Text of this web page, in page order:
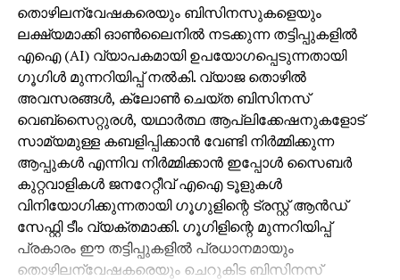
തൊഴിലന്വേഷകരെയും ബിസിനസുകളെയും
ലക്ഷ്യമാക്കി ഓണ്‍ലൈനില്‍ നടക്കുന്ന തട്ടിപ്പുകളില്‍
എഐ (AI) വ്യാപകമായി ഉപയോഗപ്പെടുന്നതായി
ഗൂഗിള്‍ മുന്നറിയിപ്പ് നല്‍കി. വ്യാജ തൊഴില്‍
അവസരങ്ങള്‍, ക്ലോണ്‍ ചെയ്ത ബിസിനസ്
വെബ്‌സൈറ്റുരള്‍, യഥാര്‍ത്ഥ ആപ്ലിക്കേഷനുകളോട്
സാമ്യമുള്ള കബളിപ്പിക്കാന്‍ വേണ്ടി നിര്‍മ്മിക്കുന്ന
ആപ്പുകള്‍ എന്നിവ നിര്‍മ്മിക്കാന്‍ ഇപ്പോള്‍ സൈബര്‍
കുറ്റവാളികള്‍ ജനറേറ്റീവ് എഐ ടൂളുകള്‍
വിനിയോഗിക്കുന്നതായി ഗൂഗുളിന്റെ ട്രസ്റ്റ് ആന്‍ഡ്
സേഫ്റ്റി ടീം വ്യക്തമാക്കി. ഗൂഗിളിന്റെ മുന്നറിയിപ്പ്
പ്രകാരം ഈ തട്ടിപ്പുകളില്‍ പ്രധാനമായും
തൊഴിലന്വേഷകരെയും ചെറുകിട ബിസിനസ്